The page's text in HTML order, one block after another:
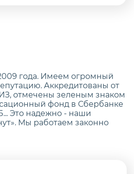
года. Имеем огромный
Аккредитованы от
отмечены зеленым знаком
фонд в Сбербанке
Это надежно - наши
Мы работаем законно